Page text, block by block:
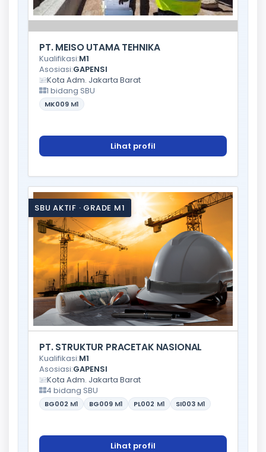
PT. MEISO UTAMA TEHNIKA
Kualifikasi:M1
Asosiasi:GAPENSI
Kota Adm. Jakarta Barat
1 bidang SBU
MK009 M1
Lihat profil
SBU AKTIF · GRADE M1
PT. STRUKTUR PRACETAK NASIONAL
Kualifikasi:M1
Asosiasi:GAPENSI
Kota Adm. Jakarta Barat
4 bidang SBU
BG002 M1 BG009 M1 PL002 M1 SI003 M1
Lihat profil